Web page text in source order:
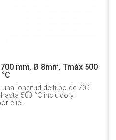
mm, Ø 8mm, Tmáx 500
°C
longitud de tubo de 700
500 °C incluido y
clic.